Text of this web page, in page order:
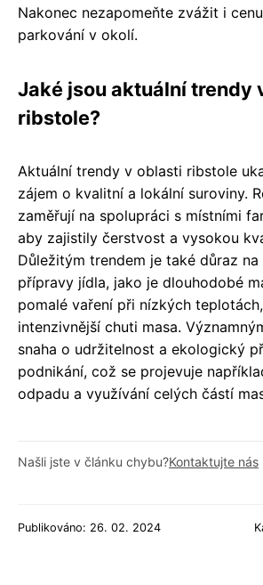
Nakonec nezapomeňte zvážit i
parkování v okolí.
Jaké jsou aktuální trendy
ribstole?
Aktuální trendy v oblasti ribstole
zájem o kvalitní a lokální suroviny.
zaměřují na spolupráci s místními
aby zajistily čerstvost a vysokou
Důležitým trendem je také důraz
přípravy jídla, jako je dlouhodobé
pomalé vaření při nízkých
intenzivnější chuti masa.
snaha o udržitelnost a ekologický
podnikání, což se projevuje
odpadu a využívání celých částí
Našli jste v článku chybu?Kontaktujte nás
Publikováno: 26. 02. 2024